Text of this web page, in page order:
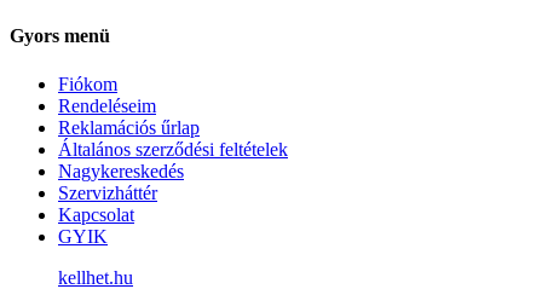
Gyors menü
Fiókom
Rendeléseim
Reklamációs űrlap
Általános szerződési feltételek
Nagykereskedés
Szervizháttér
Kapcsolat
GYIK
kellhet.hu